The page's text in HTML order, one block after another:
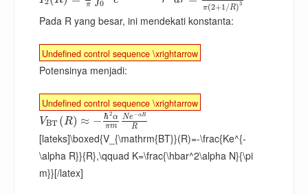
π 0 π(2+1 /R)3
Pada R yang besar, ini mendekati konstanta:
Undefined control sequence \xrightarrow
Potensinya menjadi:
Undefined control sequence \xrightarrow
VBT (R) ≈ − ℏ2α
πm
Ne −αR
R
[lateks]\boxed{V_{\mathrm{BT}}(R)=-\frac{Ke^{-
\alpha R}}{R},\qquad K=\frac{\hbar^2\alpha N}{\pi
m}}[/latex]